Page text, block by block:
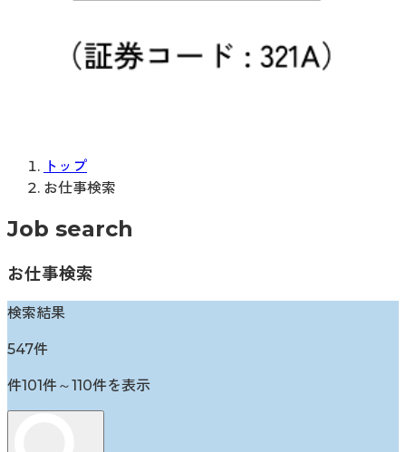
トップ
お仕事検索
Job search
お仕事検索
検索結果
547件
件101件～110件を表示